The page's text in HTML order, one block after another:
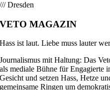
/// Dresden
VETO MAGAZIN
Hass ist laut. Liebe muss lauter
Journalismus mit Haltung: Das
als mediale Bühne für Engagierte
Gesicht und setzen Hass, Hetze
gemeinsame Ringen um